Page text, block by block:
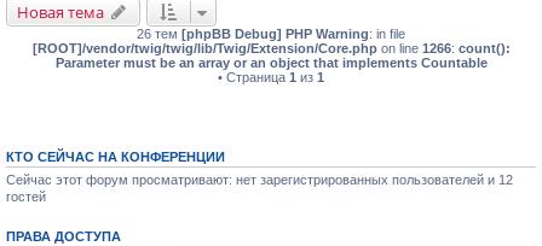
Новая тема
26 тем [phpBB Debug] PHP Warning: in file
[ROOT]/vendor/twig/twig/lib/Twig/Extension/Core.phpon line 1266: count():
Parameter must be an array or an object that implements Countable
• Страница 1 из 1
КТО СЕЙЧАС НА КОНФЕРЕНЦИИ
Сейчас этот форум просматривают: нет зарегистрированных пользователей и 12
гостей
ПРАВА ДОСТУПА